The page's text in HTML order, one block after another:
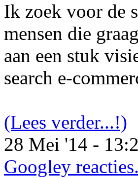
Ik zoek voor de
mensen die
aan een stuk
search e-
(Lees verder...!)
28 Mei '14 -
Googley